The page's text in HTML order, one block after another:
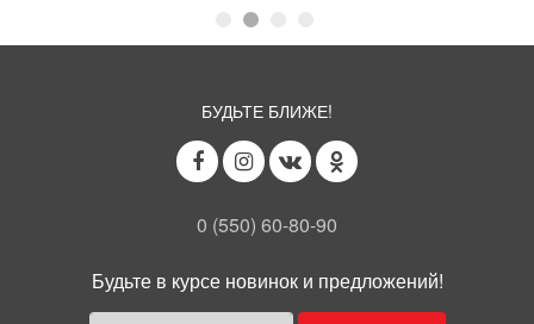
БУДЬТЕ БЛИЖЕ!
0 (550) 60-80-90
Будьте в курсе новинок и предложений!